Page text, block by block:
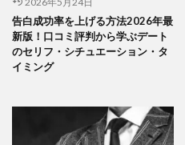
告白成功率を上げる方法2026年最
新版！口コミ評判から学ぶデート
のセリフ・シチュエーション・タ
イミング